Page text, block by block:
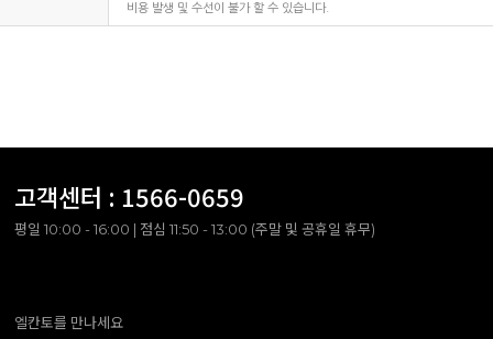
비용 발생 및 수선이 불가 할 수 있습니다.
고객센터 : 1566-0659
평일 10:00 - 16:00 | 점심 11:50 - 13:00 (주말 및 공휴일 휴무)
엘칸토를 만나세요